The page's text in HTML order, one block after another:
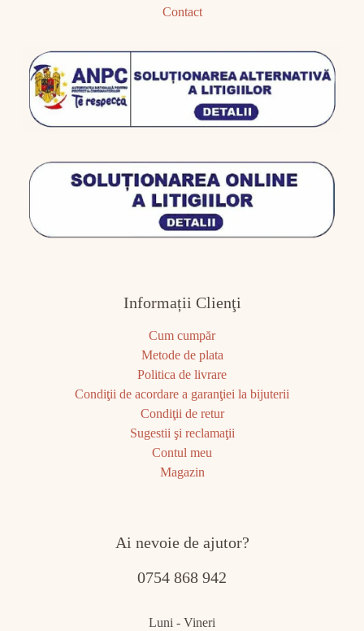
Contact
Informații Clienţi
Cum cumpăr
Metode de plata
Politica de livrare
Condiţii de acordare a garanţiei la bijuterii
Condiţii de retur
Sugestii şi reclamaţii
Contul meu
Magazin
Ai nevoie de ajutor?
0754 868 942
Luni - Vineri